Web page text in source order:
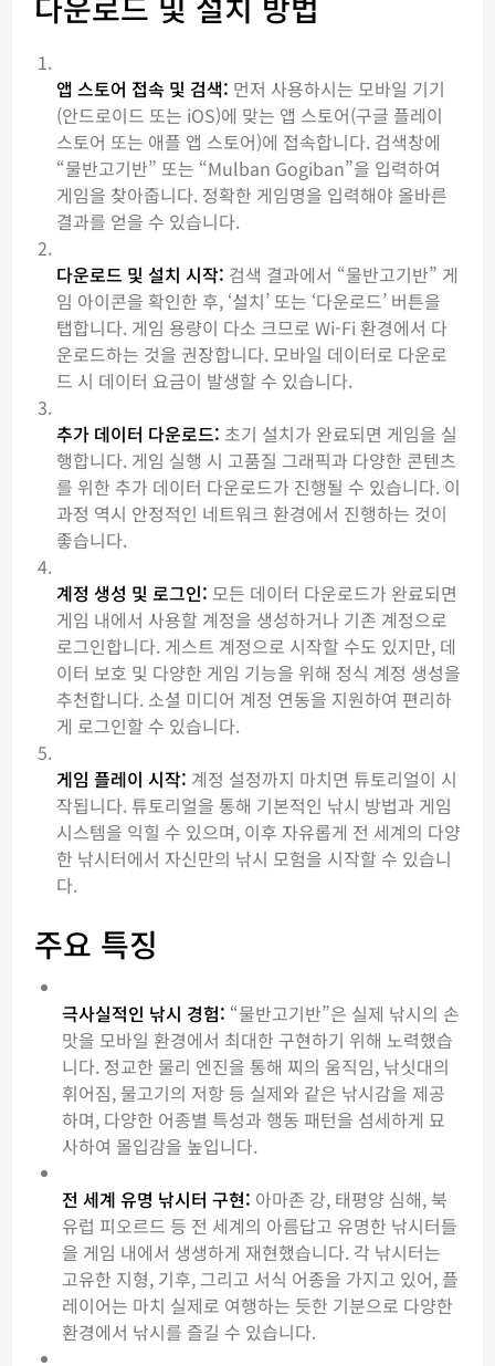
앱 스토어 접속 및 검색: 먼저 사용하시는 모바일 기기
(안드로이드 또는 iOS)에 맞는 앱 스토어(구글 플레이
스토어 또는 애플 앱 스토어)에 접속합니다. 검색창에
“물반고기반” 또는 “Mulban Gogiban”을 입력하여
게임을 찾아줍니다. 정확한 게임명을 입력해야 올바른
결과를 얻을 수 있습니다.
다운로드 및 설치 시작: 검색 결과에서 “물반고기반” 게
임 아이콘을 확인한 후, ‘설치’ 또는 ‘다운로드’ 버튼을
탭합니다. 게임 용량이 다소 크므로 Wi-Fi 환경에서 다
운로드하는 것을 권장합니다. 모바일 데이터로 다운로
드 시 데이터 요금이 발생할 수 있습니다.
추가 데이터 다운로드: 초기 설치가 완료되면 게임을 실
행합니다. 게임 실행 시 고품질 그래픽과 다양한 콘텐츠
를 위한 추가 데이터 다운로드가 진행될 수 있습니다. 이
과정 역시 안정적인 네트워크 환경에서 진행하는 것이
좋습니다.
계정 생성 및 로그인: 모든 데이터 다운로드가 완료되면
게임 내에서 사용할 계정을 생성하거나 기존 계정으로
로그인합니다. 게스트 계정으로 시작할 수도 있지만, 데
이터 보호 및 다양한 게임 기능을 위해 정식 계정 생성을
추천합니다. 소셜 미디어 계정 연동을 지원하여 편리하
게 로그인할 수 있습니다.
게임 플레이 시작: 계정 설정까지 마치면 튜토리얼이 시
작됩니다. 튜토리얼을 통해 기본적인 낚시 방법과 게임
시스템을 익힐 수 있으며, 이후 자유롭게 전 세계의 다양
한 낚시터에서 자신만의 낚시 모험을 시작할 수 있습니
다.
주요 특징
극사실적인 낚시 경험: “물반고기반”은 실제 낚시의 손
맛을 모바일 환경에서 최대한 구현하기 위해 노력했습
니다. 정교한 물리 엔진을 통해 찌의 움직임, 낚싯대의
휘어짐, 물고기의 저항 등 실제와 같은 낚시감을 제공
하며, 다양한 어종별 특성과 행동 패턴을 섬세하게 묘
사하여 몰입감을 높입니다.
전 세계 유명 낚시터 구현: 아마존 강, 태평양 심해, 북
유럽 피오르드 등 전 세계의 아름답고 유명한 낚시터들
을 게임 내에서 생생하게 재현했습니다. 각 낚시터는
고유한 지형, 기후, 그리고 서식 어종을 가지고 있어, 플
레이어는 마치 실제로 여행하는 듯한 기분으로 다양한
환경에서 낚시를 즐길 수 있습니다.